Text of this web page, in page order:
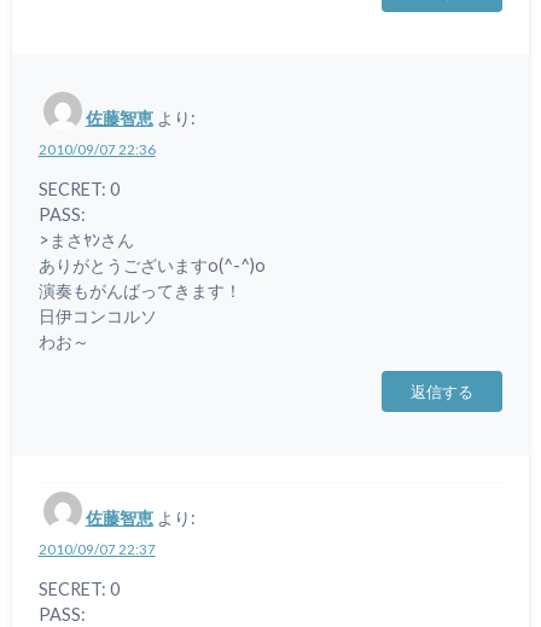
佐藤智恵 より:
2010/09/07 22:36
SECRET: 0
PASS:
>まさﾔﾝさん
ありがとうございますo(^-^)o
演奏もがんばってきます！
日伊コンコルソ
わお～
返信する
佐藤智恵 より:
2010/09/07 22:37
SECRET: 0
PASS: